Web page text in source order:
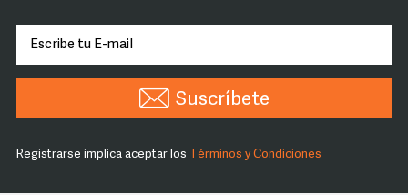
Suscríbete
Registrarse implica aceptar los Términos y Condiciones